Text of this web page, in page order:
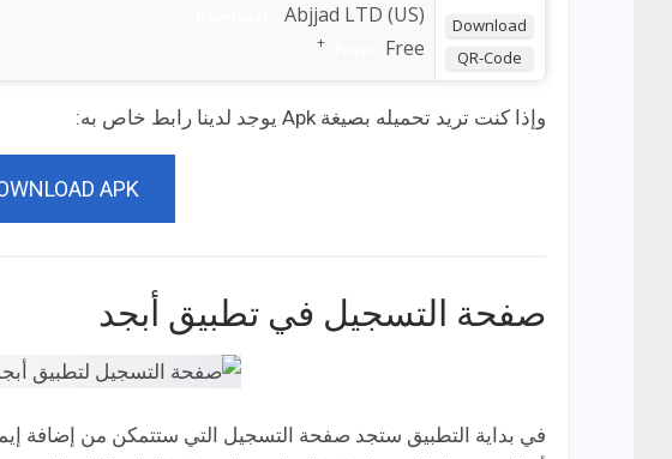
Download
QR-Code
Abjjad LTD (US)
Free
+
وإذا كنت تريد تحميله بصيغة Apk يوجد لدينا رابط خاص به:
APK
صفحة التسجيل في تطبيق أبجد
في بداية التطبيق ستجد صفحة التسجيل التي ستتمكن من إضافة